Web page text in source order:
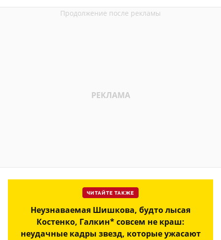
ЧИТАЙТЕ ТАКЖЕ
Неузнаваемая Шишкова, будто лысая
Костенко, Галкин* совсем не краш:
неудачные кадры звезд, которые ужасают